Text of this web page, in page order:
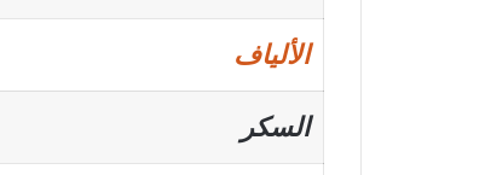
الألياف
السكر